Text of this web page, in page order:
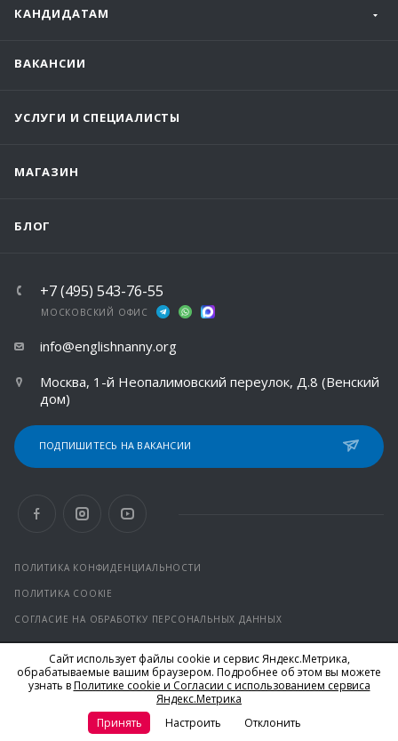
КАНДИДАТАМ
ВАКАНСИИ
УСЛУГИ И СПЕЦИАЛИСТЫ
МАГАЗИН
БЛОГ
+7 (495) 543-76-55
МОСКОВСКИЙ ОФИС
info@englishnanny.org
Москва, 1-й Неопалимовский переулок, Д.8 (Венский
дом)
ПОДПИШИТЕСЬ НА ВАКАНСИИ
ПОЛИТИКА КОНФИДЕНЦИАЛЬНОСТИ
ПОЛИТИКА COOKIE
СОГЛАСИЕ НА ОБРАБОТКУ ПЕРСОНАЛЬНЫХ ДАННЫХ
© 2026 Все права защищены.
*Facebook и Instagram от компании Meta признаны
экстремистскими организациями и запрещены на территории
Сайт использует файлы cookie и сервис Яндекс.Метрика,
обрабатываемые вашим браузером. Подробнее об этом вы можете
узнать вПолитике cookie и Согласии с использованием сервиса
Яндекс.Метрика
Принять
Настроить Отклонить